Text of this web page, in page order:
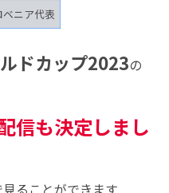
ベニア代表
ドカップ2023の
信も決定しまし
ることができます